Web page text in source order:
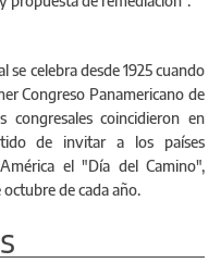
se celebra desde 1925 cuando
Congreso Panamericano de
congresales coincidieron en
de invitar a los países
el "Día del Camino",
de cada año.